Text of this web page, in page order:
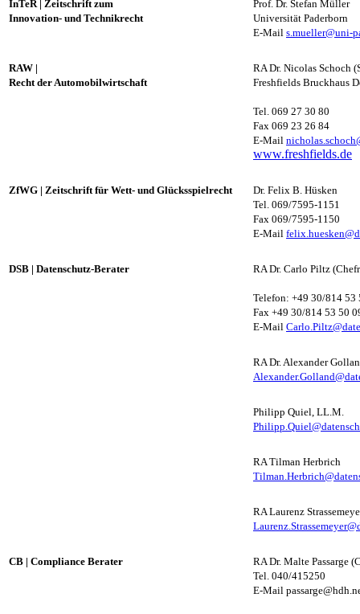
InTeR Zeitschrift zum
Innovation- und Technikrecht
Prof. Dr. Stefan Müller
Universität Paderborn
E-Mail s.mueller@uni-
RAW |
Recht der Automobilwirtschaft
RA Dr. Nicolas Schoch (
Freshfields Bruckhaus
Tel. 069 27 30 80
Fax 069 23 26 84
E-Mail
www.freshfields.de
ZfWG | Zeitschrift für Wett- und Glücksspielrecht
Dr. Felix B. Hüsken
Tel. 069/7595-1151
Fax 069/7595-1150
E-Mail
DSB | Datenschutz-Berater RA Dr. Carlo Piltz
Telefon: +49 30/814 53
Fax +49 30/814 53 50
E-Mail C
RA Dr. Alexander
Philipp Quiel, LL.M.
RA Tilman Herbrich
RA Laurenz
CB | Compliance Berater
RA Dr. Malte Passarge
Tel. 040/415250
E-Mail